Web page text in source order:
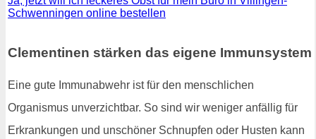
Schwenningen online bestellen
Clementinen stärken das eigene Immunsystem
Eine gute Immunabwehr ist für den menschlichen
Organismus unverzichtbar. So sind wir weniger anfällig für
Erkrankungen und unschöner Schnupfen oder Husten kann